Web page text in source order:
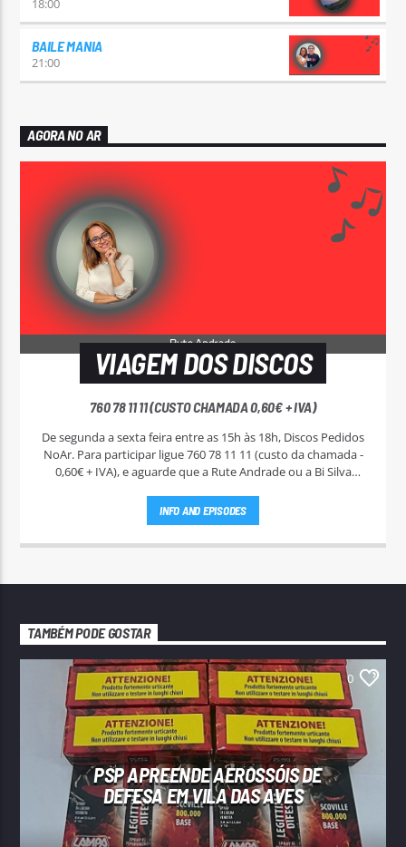
18:00
BAILE MANIA
21:00
AGORA NO AR
VIAGEM DOS DISCOS
760 78 11 11 (CUSTO CHAMADA 0,60€ + IVA)
De segunda a sexta feira entre as 15h às 18h, Discos Pedidos
NoAr. Para participar ligue 760 78 11 11 (custo da chamada -
0,60€ + IVA), e aguarde que a Rute Andrade ou a Bi Silva
INFO AND EPISODES
TAMBÉM PODE GOSTAR
0
PSP APREENDE AEROSSÓIS DE
DEFESA EM VILA DAS AVES